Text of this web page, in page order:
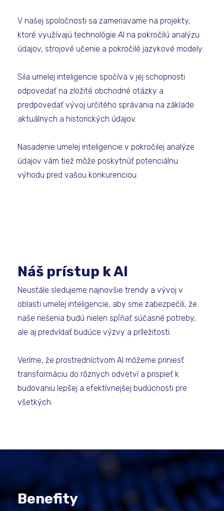
V našej spoločnosti sa zameriavame na projekty,
ktoré využívajú technológie AI na pokročilú analýzu
údajov, strojové učenie a pokročilé jazykové modely.
Sila umelej inteligencie spočíva v jej schopnosti
odpovedať na zložité obchodné otázky a
predpovedať vývoj určitého správania na základe
aktuálnych a historických údajov.
Nasadenie umelej inteligencie v pokročilej analýze
údajov vám tiež môže poskytnúť potenciálnu
výhodu pred vašou konkurenciou.
Náš prístup k AI
Neustále sledujeme najnovšie trendy a vývoj v
oblasti umelej inteligencie, aby sme zabezpečili, že
naše riešenia budú nielen spĺňať súčasné potreby,
ale aj predvídať budúce výzvy a príležitosti.
Veríme, že prostredníctvom AI môžeme priniesť
transformáciu do rôznych odvetví a prispieť k
budovaniu lepšej a efektívnejšej budúcnosti pre
všetkých.
Benefity